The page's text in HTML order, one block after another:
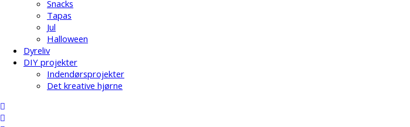
Snacks
Tapas
Jul
Halloween
Dyreliv
DIY projekter
Indendørsprojekter
Det kreative hjørne